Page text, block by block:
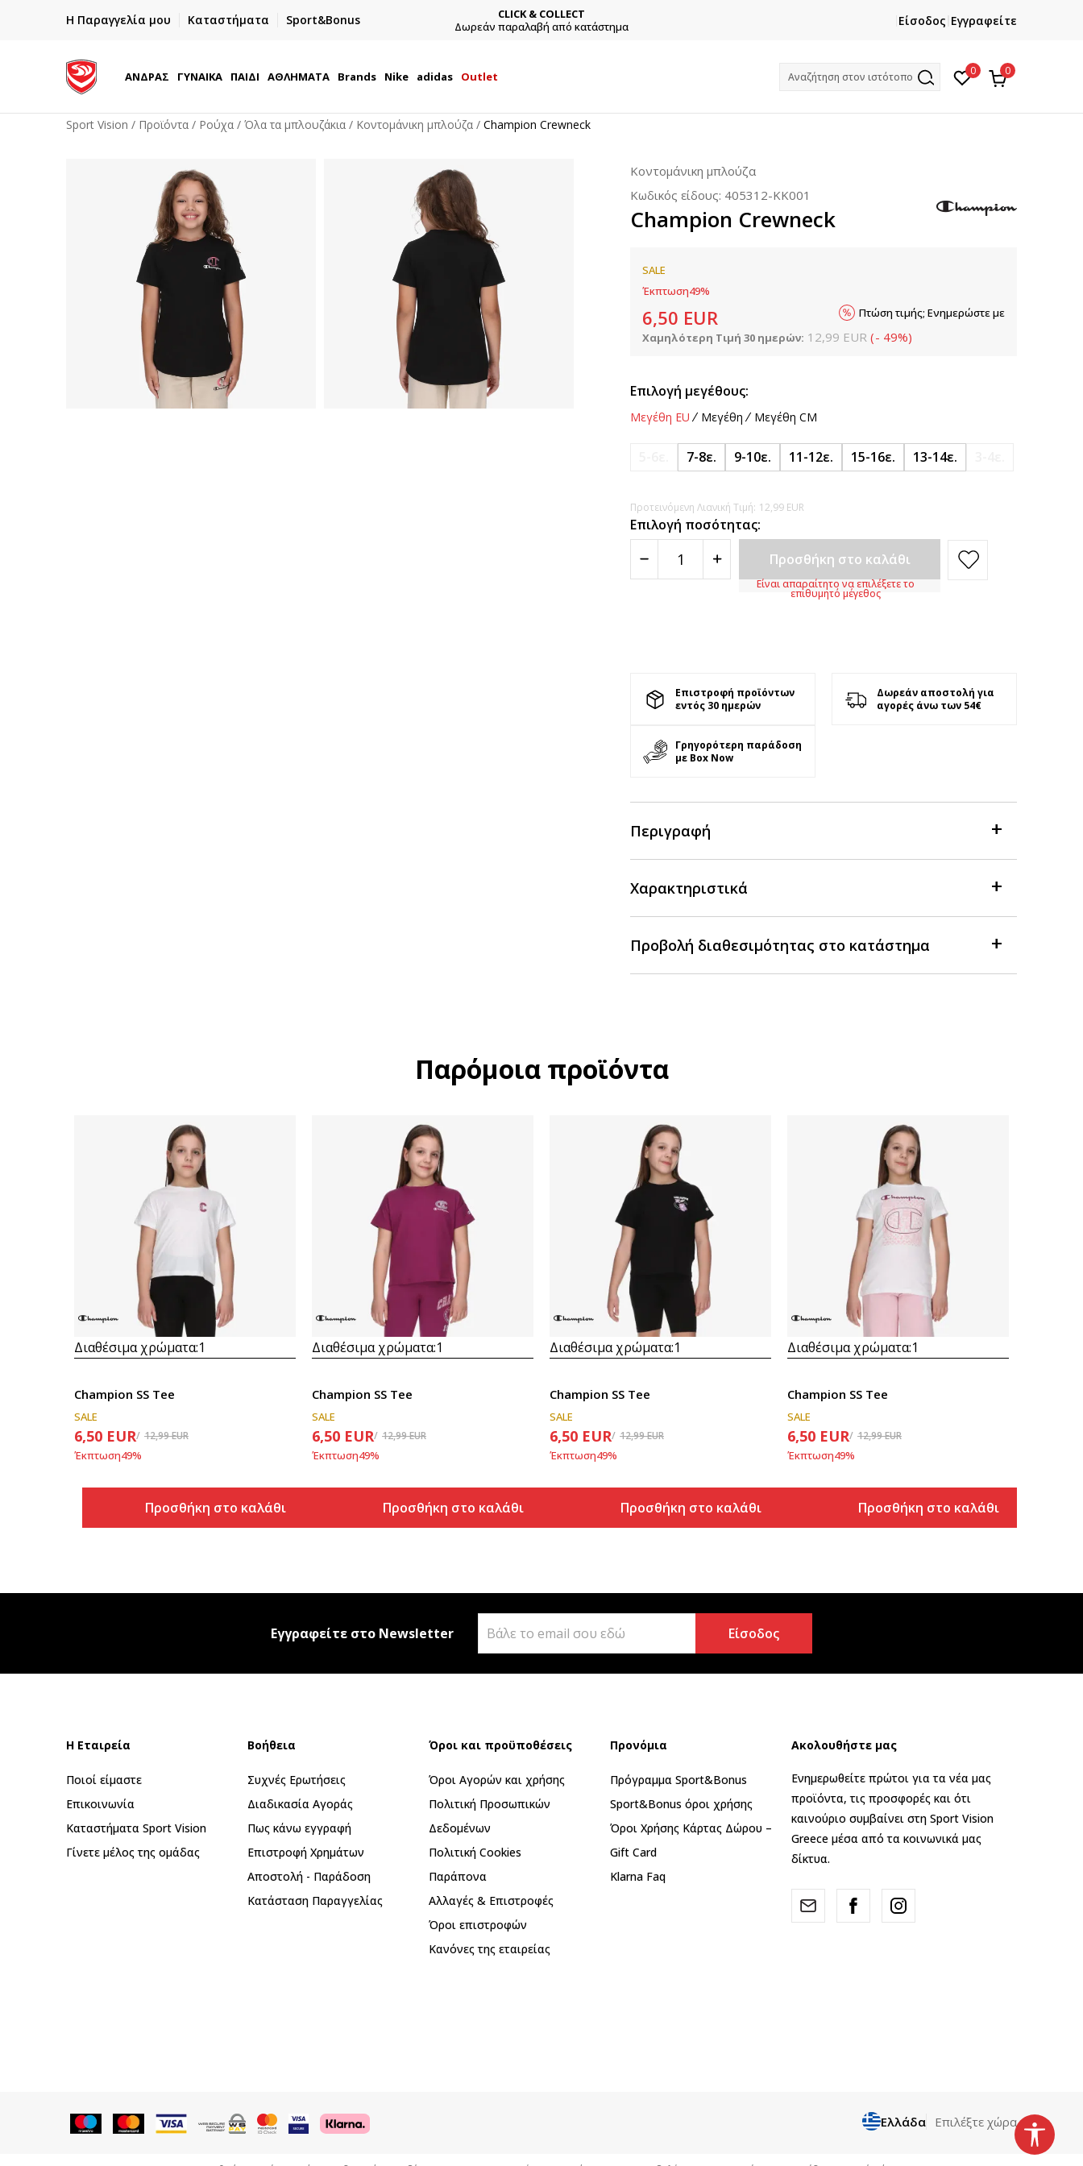
Η Παραγγελία μου Καταστήματα Sport&Bonus
ΓΡΗΓΟΡΟΤΕΡΗ ΠΑΡΑΔΟΣΗ ΜΕ BOX NOW
Παραλαβή 24/7
CLICK & COLLECT
Δωρεάν παραλαβή από κατάστημα
Και κερδίστε -10% με την πρώτη σας αγορά!
Είσοδος Εγγραφείτε
ΑΝΔΡΑΣ ΓΥΝΑΙΚΑ ΠΑΙΔΙ ΑΘΛΗΜΑΤΑ Brands Nike adidas Outlet Αναζήτηση στον ιστότοπο 0 0
Sport Vision Προϊόντα Ρούχα Όλα τα μπλουζάκια Κοντομάνικη μπλούζα Champion Crewneck
Κοντομάνικη μπλούζα
Κωδικός είδους: 405312-KK001
Champion Crewneck
SALE
Έκπτωση49%
6,50 EUR
Χαμηλότερη Τιμή 30 ημερών: 12,99 EUR (- 49%)
Πτώση τιμής; Ενημερώστε με
Επιλογή μεγέθους:
Μεγέθη EU Μεγέθη Μεγέθη CM
7-8ε. 9-10ε. 11-12ε. 15-16ε. 13-14ε.
Προτεινόμενη Λιανική Τιμή: 12,99 EUR
Επιλογή ποσότητας:
Προσθήκη στο καλάθι
Είναι απαραίτητο να επιλέξετε το
επιθυμητό μέγεθος
Επιστροφή προϊόντων
εντός 30 ημερών
Δωρεάν αποστολή για
αγορές άνω των 54€
Γρηγορότερη παράδοση
με Box Now
Περιγραφή
Χαρακτηριστικά
Προβολή διαθεσιμότητας στο κατάστημα
Παρόμοια προϊόντα
Διαθέσιμα χρώματα:1
Champion SS Tee
SALE
6,50 EUR 12,99EUR
Έκπτωση49%
Προσθήκη στο καλάθι
Διαθέσιμα χρώματα:1
Champion SS Tee
SALE
6,50 EUR 12,99EUR
Έκπτωση49%
Προσθήκη στο καλάθι
Διαθέσιμα χρώματα:1
Champion SS Tee
SALE
6,50 EUR 12,99EUR
Έκπτωση49%
Προσθήκη στο καλάθι
Διαθέσιμα χρώματα:1
Champion SS Tee
SALE
6,50 EUR 12,99EUR
Έκπτωση49%
Προσθήκη στο καλάθι
Εγγραφείτε στο Newsletter Είσοδος
Η Εταιρεία
Ποιοί είμαστε
Επικοινωνία
Καταστήματα Sport Vision
Γίνετε μέλος της ομάδας
Βοήθεια
Συχνές Ερωτήσεις
Διαδικασία Αγοράς
Πως κάνω εγγραφή
Επιστροφή Xρημάτων
Αποστολή - Παράδοση
Κατάσταση Παραγγελίας
Όροι και προϋποθέσεις
Όροι Αγορών και χρήσης
Πολιτική Προσωπικών
Δεδομένων
Πολιτική Cookies
Παράπονα
Αλλαγές & Επιστροφές
Όροι επιστροφών
Κανόνες της εταιρείας
Προνόμια
Πρόγραμμα Sport&Bonus
Sport&Bonus όροι χρήσης
Όροι Χρήσης Κάρτας Δώρου –
Gift Card
Klarna Faq
Ακολουθήστε μας
Ενημερωθείτε πρώτοι για τα νέα μας
προϊόντα, τις προσφορές και ότι
καινούριο συμβαίνει στη Sport Vision
Greece μέσα από τα κοινωνικά μας
δίκτυα.
Ελλάδα Επιλέξτε χώρα